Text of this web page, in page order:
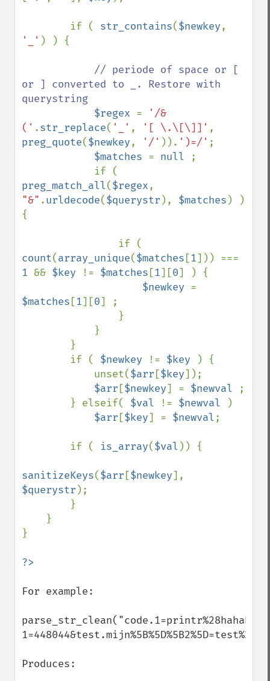
        if (
str_contains($newkey
'_' ) ) {
// periode of space or [
or ] converted to _. Restore with
querystring
$regex =
'/&
(' .str_replace( '_' , '[ \.\[\]]'
preg_quote($newkey, '/' )). ')=/' ;
$matches = null
;
preg_match_all($regex
"&" .urldecode($querystr ), $matches ) )
{
count(array_unique($matches [1
1 && $key != $matches [1][0] ) {
$newkey
$matches [1][0] ;
        if (
$newkey != $key
) {
            unset(
$arr [$key]);
$arr [$newkey] = $newval
;
        } elseif(
$val != $newval
)
$arr [$key] = $newval;
        if (
is_array($val )) {
sanitizeKeys($arr [$newkey
$querystr );
}
For example:
Produces: